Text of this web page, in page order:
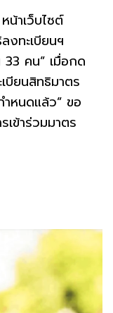
เว็บไซต์
งทะเบียนฯ
คน” เมื่อกด
บียนสิทธิมาตร
หนดแล้ว” ขอ
ข้าร่วมมาตร